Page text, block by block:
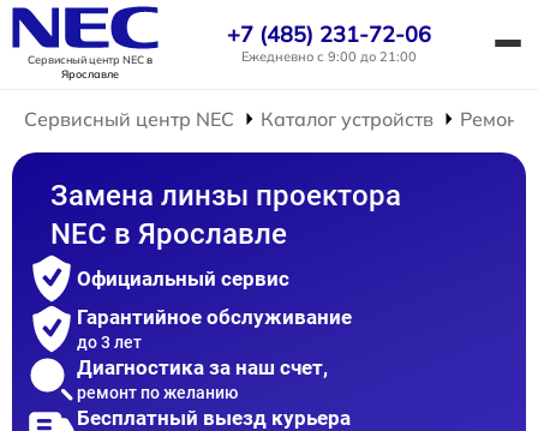
Сервисный центр NECв
Ярославле
+7 (485) 231-72-06
Ежедневно с 9:00 до 21:00
Сервисный центр NEC Каталог устройств Ремонт
Замена линзы проектора
NEC в Ярославле
Официальный сервис
Гарантийное обслуживание
до 3 лет
Диагностика за наш счет,
ремонт по желанию
Бесплатный выезд курьера